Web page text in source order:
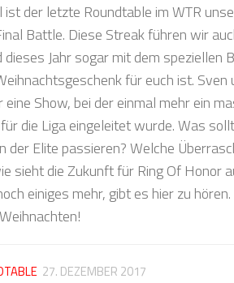
ist der letzte Roundtable im WTR
Battle. Diese Streak führen wir
Jahr sogar mit dem speziellen
für euch ist. Sven
eine Show, bei der einmal mehr ein
die Liga eingeleitet wurde. Was
der Elite passieren? Welche
sieht die Zukunft für Ring Of Honor
einiges mehr, gibt es hier zu
27. DEZEMBER 2017